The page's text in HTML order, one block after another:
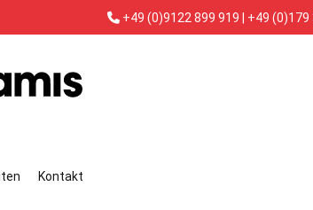
+49 (0)9122 899 919 | +49 (0)179
Kontakt